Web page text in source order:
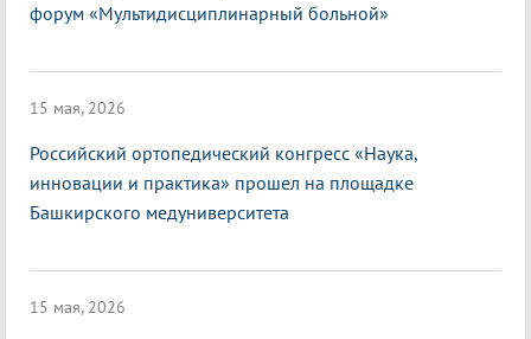
форум «Мультидисциплинарный больной»
15 мая, 2026
Российский ортопедический конгресс «Наука,
инновации и практика» прошел на площадке
Башкирского медуниверситета
15 мая, 2026